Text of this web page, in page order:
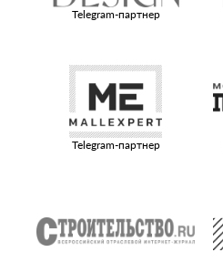
Telegram-партнер
Telegram-партнер